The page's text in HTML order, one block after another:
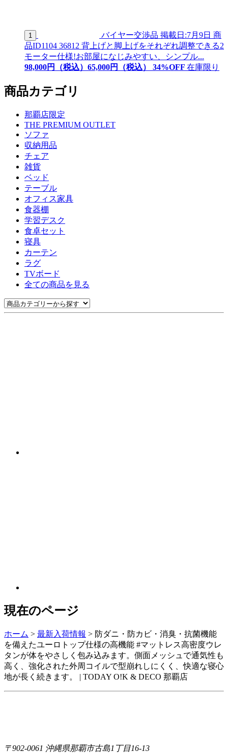
1 バイヤー交渉品 掲載日:7月9日 商
品ID1104 36812 背上げと脚上げをそれぞれ調整できる2
モーター仕様!お部屋になじみやすい、シンプル...
98,000円（税込） 65,000円（税込） 34%OFF 在庫限り
商品カテゴリ
那覇店限定
THE PREMIUM OUTLET
ソファ
収納用品
チェア
雑貨
ベッド
テーブル
オフィス家具
食器棚
学習デスク
食卓セット
寝具
カーテン
ラグ
TVボード
全ての商品を見る
現在のページ
ホーム > 最新入荷情報 > 防ダニ・防カビ・消臭・抗菌機能
を備えたユーロトップ仕様の高機能 #マットレス高密度ウレ
タンが体をやさしく包み込みます。側面メッシュで通気性も
高く、強化された外周コイルで型崩れしにくく、快適な寝心
地が長く続きます。 | TODAY O!K & DECO 那覇店
〒902-0061 沖縄県那覇市古島1丁目16-13